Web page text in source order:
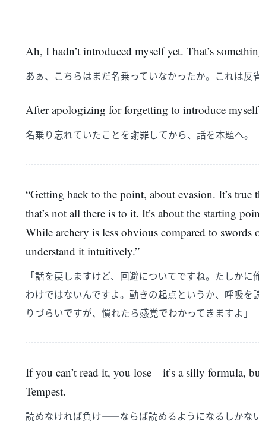
Ah, I hadn’t introduced myself yet. That’s
あぁ、こちらはまだ名乗っていなかったか。これは反
After apologizing for forgetting to introduce
名乗り忘れていたことを謝罪してから、話を本題へ。
“Getting back to the point, about evasion. It’s true
that’s not all there is to it. It’s about the starting
While archery is less obvious compared to swords
understand it intuitively.”
「話を戻しますけど、回避についてですね。たしか
わけではないんですよ。動きの起点というか、呼吸
りづらいですが、慣れたら感覚でわかってきますよ」
If you can’t read it, you lose—it’s a silly formula,
Tempest.
読めなければ負け――ならば読めるようになるしかな